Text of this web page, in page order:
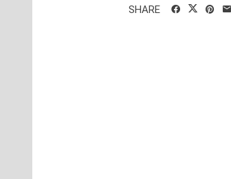
SHARE